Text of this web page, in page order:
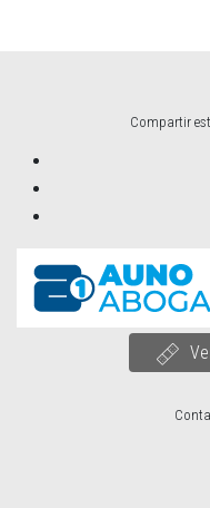
Compartir